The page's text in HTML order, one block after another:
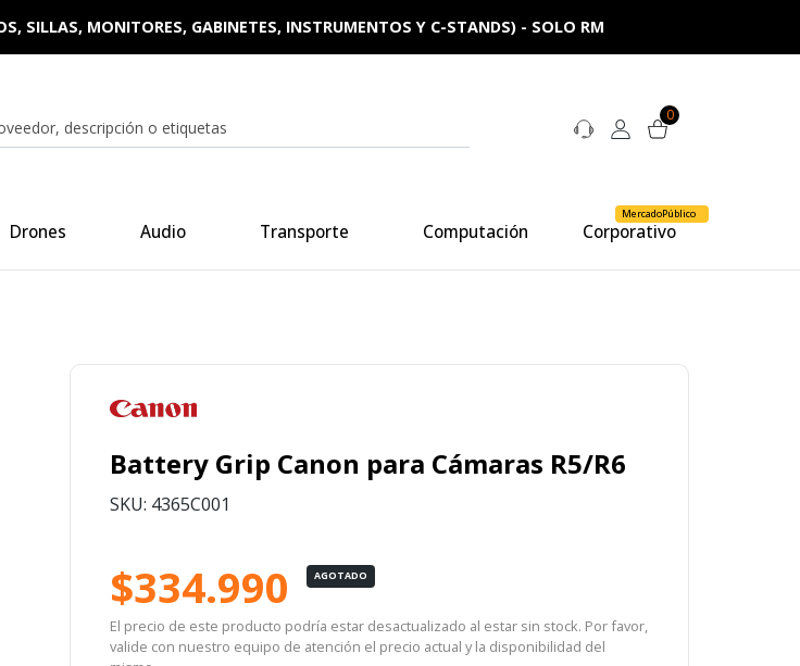
0
Drones Audio Transporte Computación Corporativo
MercadoPúblico
SILLAS, MONITORES, GABINETES, INSTRUMENTOS Y C-STANDS) - SOLO RM
Battery Grip Canon para Cámaras R5/R6
SKU: 4365C001
$334.990 AGOTADO
El precio de este producto podría estar desactualizado al estar sin stock. Por favor,
valide con nuestro equipo de atención el precio actual y la disponibilidad del